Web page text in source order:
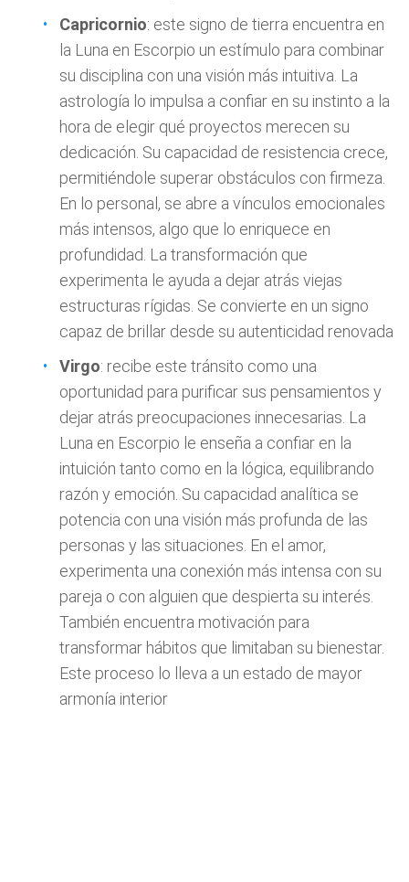
Capricornio: este signo de tierra encuentra en
la Luna en Escorpio un estímulo para combinar
su disciplina con una visión más intuitiva. La
astrología lo impulsa a confiar en su instinto a la
hora de elegir qué proyectos merecen su
dedicación. Su capacidad de resistencia crece,
permitiéndole superar obstáculos con firmeza.
En lo personal, se abre a vínculos emocionales
más intensos, algo que lo enriquece en
profundidad. La transformación que
experimenta le ayuda a dejar atrás viejas
estructuras rígidas. Se convierte en un signo
capaz de brillar desde su autenticidad renovada
Virgo: recibe este tránsito como una
oportunidad para purificar sus pensamientos y
dejar atrás preocupaciones innecesarias. La
Luna en Escorpio le enseña a confiar en la
intuición tanto como en la lógica, equilibrando
razón y emoción. Su capacidad analítica se
potencia con una visión más profunda de las
personas y las situaciones. En el amor,
experimenta una conexión más intensa con su
pareja o con alguien que despierta su interés.
También encuentra motivación para
transformar hábitos que limitaban su bienestar.
Este proceso lo lleva a un estado de mayor
armonía interior